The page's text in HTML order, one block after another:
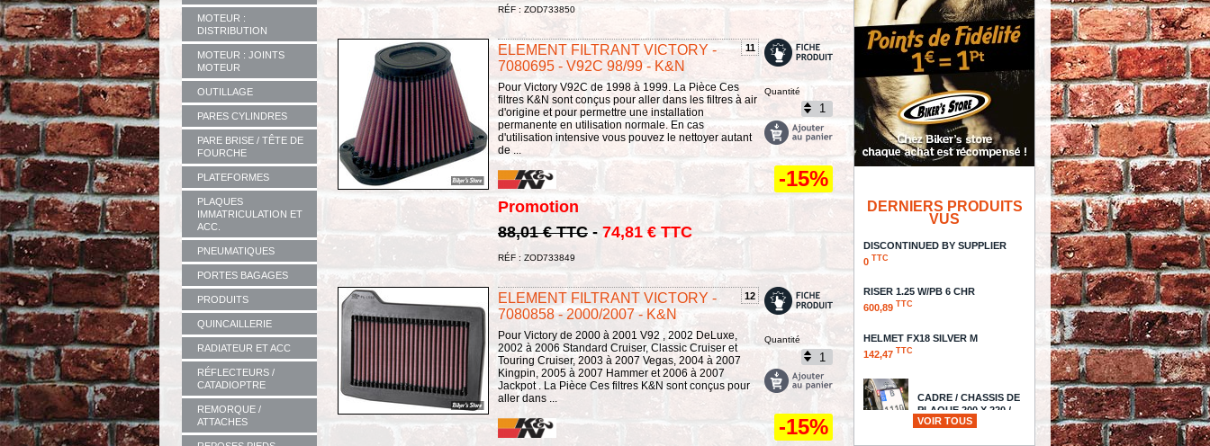
MOTEUR :
DISTRIBUTION
MOTEUR : JOINTS
MOTEUR
OUTILLAGE
PARES CYLINDRES
PARE BRISE / TÊTE DE
FOURCHE
PLATEFORMES
PLAQUES
IMMATRICULATION ET
ACC.
PNEUMATIQUES
PORTES BAGAGES
PRODUITS
QUINCAILLERIE
RADIATEUR ET ACC
RÉFLECTEURS /
CATADIOPTRE
REMORQUE /
ATTACHES
RÉF : ZOD733850
11
ELEMENT FILTRANT VICTORY -
7080695 - V92C 98/99 - K&N
Pour Victory V92C de 1998 à 1999. La Pièce Ces
filtres K&N sont conçus pour aller dans les filtres à air
d'origine et pour permettre une installation
permanente en utilisation normale. En cas
d'utilisation intensive vous pouvez le nettoyer autant
de ...
Promotion
88,01 € TTC- 74,81 € TTC
RÉF : ZOD733849
Quantité
-15%
12
ELEMENT FILTRANT VICTORY -
7080858 - 2000/2007 - K&N
Pour Victory de 2000 à 2001 V92 , 2002 DeLuxe,
2002 à 2006 Standard Cruiser, Classic Cruiser et
Touring Cruiser, 2003 à 2007 Vegas, 2004 à 2007
Kingpin, 2005 à 2007 Hammer et 2006 à 2007
Jackpot . La Pièce Ces filtres K&N sont conçus pour
aller dans ...
Quantité
-15%
DERNIERS PRODUITS
VUS
DISCONTINUED BY SUPPLIER
0 TTC
RISER 1.25 W/PB 6 CHR
600,89 TTC
HELMET FX18 SILVER M
142,47 TTC
CADRE / CHASSIS DE
PLAQUE 200 X 220 /
ALLEMAGNE - HEINZ
VOIR TOUS